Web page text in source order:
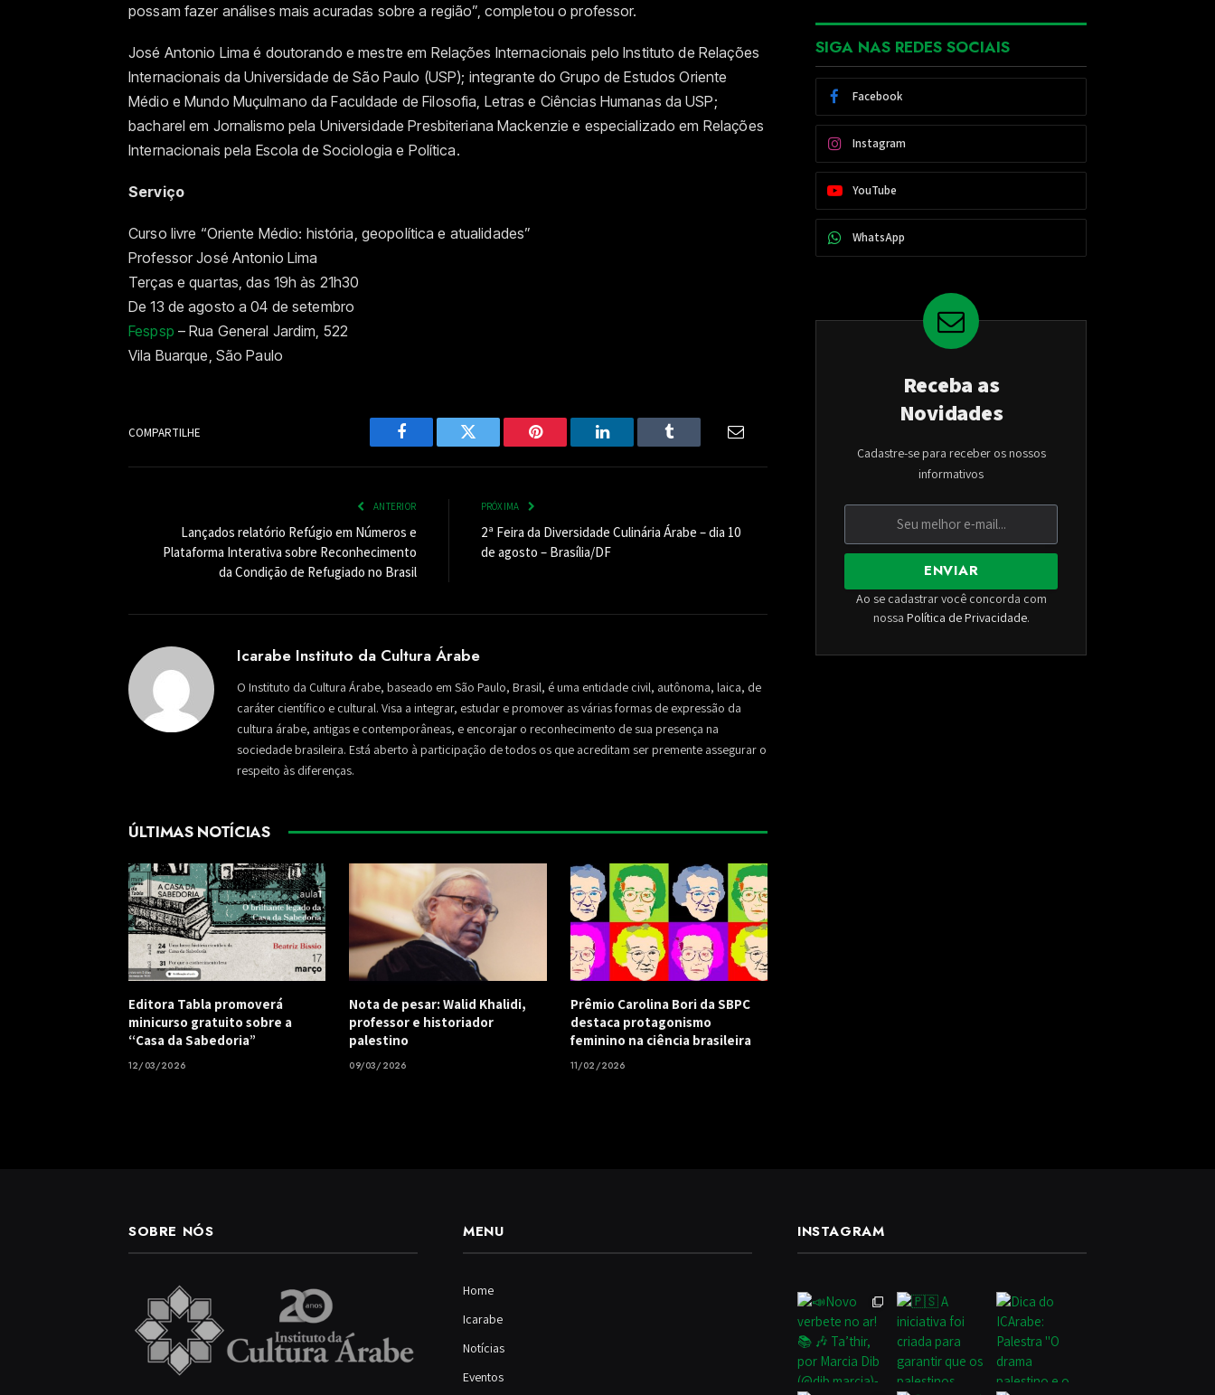
possam fazer análises mais acuradas sobre a região”, completou o professor.
José Antonio Lima é doutorando e mestre em Relações Internacionais pelo Instituto de Relações
Internacionais da Universidade de São Paulo (USP); integrante do Grupo de Estudos Oriente
Médio e Mundo Muçulmano da Faculdade de Filosofia, Letras e Ciências Humanas da USP;
bacharel em Jornalismo pela Universidade Presbiteriana Mackenzie e especializado em Relações
Internacionais pela Escola de Sociologia e Política.
Serviço
Curso livre “Oriente Médio: história, geopolítica e atualidades”
Professor José Antonio Lima
Terças e quartas, das 19h às 21h30
De 13 de agosto a 04 de setembro
Fespsp – Rua General Jardim, 522
Vila Buarque, São Paulo
COMPARTILHE
Facebook Twitter Pinterest LinkedIn Tumblr
ANTERIOR
Lançados relatório Refúgio em Números e
Plataforma Interativa sobre Reconhecimento
da Condição de Refugiado no Brasil
PRÓXIMA
2ª Feira da Diversidade Culinária Árabe – dia 10
de agosto – Brasília/DF
Icarabe Instituto da Cultura Árabe
O Instituto da Cultura Árabe, baseado em São Paulo, Brasil, é uma entidade civil, autônoma, laica, de
caráter científico e cultural. Visa a integrar, estudar e promover as várias formas de expressão da
cultura árabe, antigas e contemporâneas, e encorajar o reconhecimento de sua presença na
sociedade brasileira. Está aberto à participação de todos os que acreditam ser premente assegurar o
respeito às diferenças.
ÚLTIMAS NOTÍCIAS
Editora Tabla promoverá
minicurso gratuito sobre a
“Casa da Sabedoria”
12/03/2026
Nota de pesar: Walid Khalidi,
professor e historiador
palestino
09/03/2026
Prêmio Carolina Bori da SBPC
destaca protagonismo
feminino na ciência brasileira
11/02/2026
SIGA NAS REDES SOCIAIS
Facebook
Instagram
YouTube
WhatsApp
Receba as
Novidades
Cadastre-se para receber os nossos
informativos
ENVIAR
Ao se cadastrar você concorda com
nossa Política de Privacidade.
SOBRE NÓS MENU
Home
Icarabe
Notícias
Eventos
INSTAGRAM